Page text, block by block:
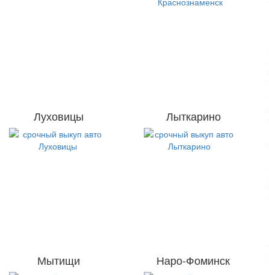
Луховицы Лыткарино
Мытищи Наро-Фоминск